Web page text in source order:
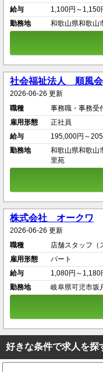
給与
1,100円～1,150
勤務地
和歌山県和歌山
社会福祉法人 順風会
2026-06-26 更新
職種
事務職・事務受
雇用形態
正社員
給与
195,000円～
勤務地
和歌山県和歌
里苑
株式会社 オークワ
2026-06-26 更新
職種
店舗スタッフ（
雇用形態
パート
給与
1,080円～1,180
勤務地
岐阜県可児市坂
好きな条件で求人を探